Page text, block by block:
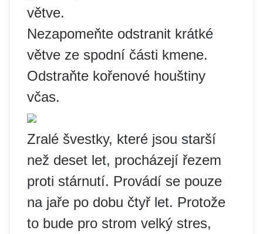
větve.
Nezapomeňte odstranit krátké
větve ze spodní části kmene.
Odstraňte kořenové houštiny
včas.
Zralé švestky, které jsou starší
než deset let, procházejí řezem
proti stárnutí. Provádí se pouze
na jaře po dobu čtyř let. Protože
to bude pro strom velký stres,